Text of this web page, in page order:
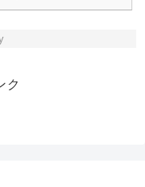
ク